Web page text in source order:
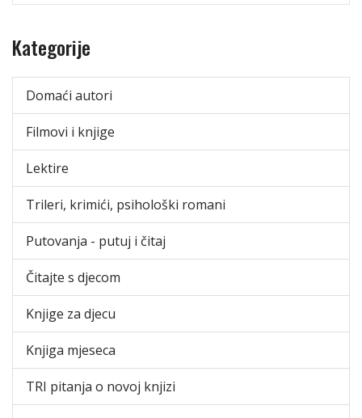
Kategorije
Domaći autori
Filmovi i knjige
Lektire
Trileri, krimići, psihološki romani
Putovanja - putuj i čitaj
Čitajte s djecom
Knjige za djecu
Knjiga mjeseca
TRI pitanja o novoj knjizi